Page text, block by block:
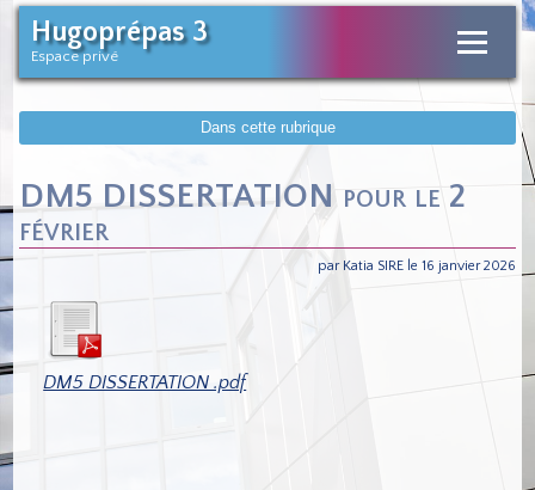
Hugoprépas 3
Espace privé
Dans cette rubrique
DM5 DISSERTATION pour le 2
février
par Katia SIRE le 16 janvier 2026
DM5 DISSERTATION .pdf